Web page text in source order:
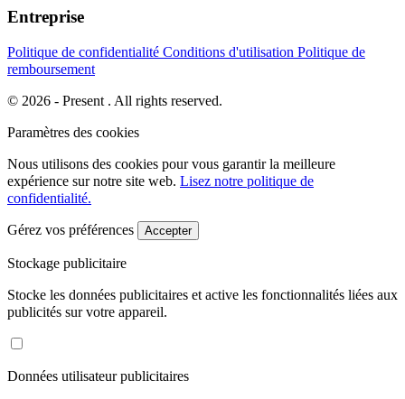
Entreprise
Politique de confidentialité Conditions d'utilisation Politique de
remboursement
© 2026 - Present . All rights reserved.
Paramètres des cookies
Nous utilisons des cookies pour vous garantir la meilleure
expérience sur notre site web. Lisez notre politique de
confidentialité.
Gérez vos préférences Accepter
Stockage publicitaire
Stocke les données publicitaires et active les fonctionnalités liées aux
publicités sur votre appareil.
Données utilisateur publicitaires